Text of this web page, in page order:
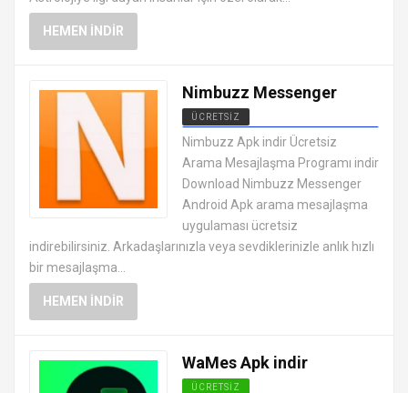
HEMEN İNDIR
Nimbuzz Messenger
ÜCRETSIZ
SOSYAL MEDYA MESAJLAŞMA
UYGULAMALARI APK
Nimbuzz Apk indir Ücretsiz
Arama Mesajlaşma Programı indir
Download Nimbuzz Messenger
Android Apk arama mesajlaşma
uygulaması ücretsiz
indirebilirsiniz. Arkadaşlarınızla veya sevdiklerinizle anlık hızlı
bir mesajlaşma...
HEMEN İNDIR
WaMes Apk indir
ÜCRETSIZ